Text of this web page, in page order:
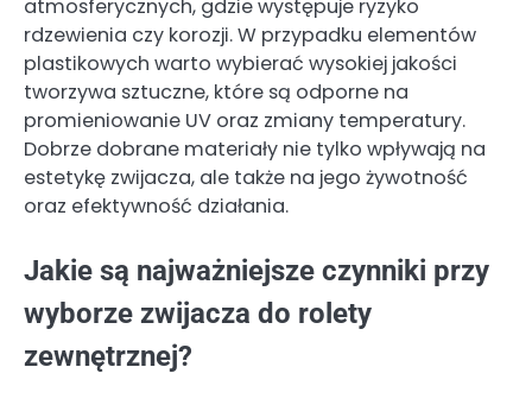
atmosferycznych, gdzie występuje ryzyko
rdzewienia czy korozji. W przypadku elementów
plastikowych warto wybierać wysokiej jakości
tworzywa sztuczne, które są odporne na
promieniowanie UV oraz zmiany temperatury.
Dobrze dobrane materiały nie tylko wpływają na
estetykę zwijacza, ale także na jego żywotność
oraz efektywność działania.
Jakie są najważniejsze czynniki przy
wyborze zwijacza do rolety
zewnętrznej?